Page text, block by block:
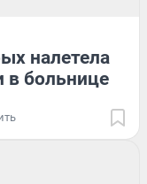
налетела
в больнице